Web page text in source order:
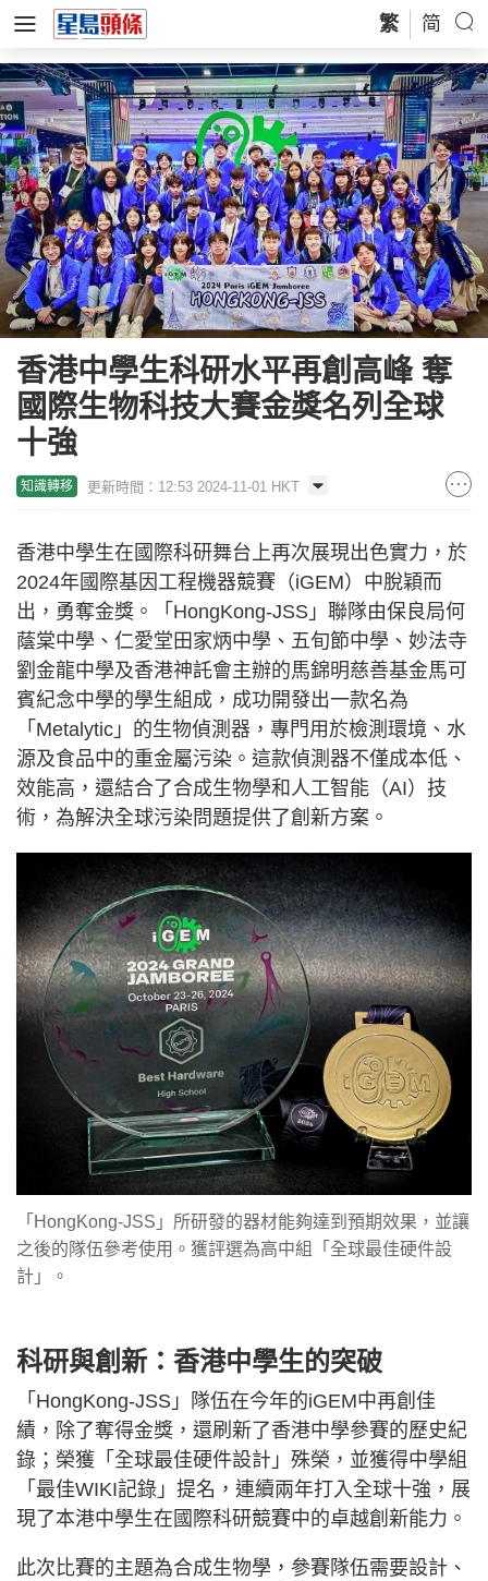
繁 简
香港中學生科研水平再創高峰 奪
國際生物科技大賽金獎名列全球
十強
知識轉移 更新時間：12:53 2024-11-01 HKT
香港中學生在國際科研舞台上再次展現出色實力，於
2024年國際基因工程機器競賽（iGEM）中脫穎而
出，勇奪金獎。「HongKong-JSS」聯隊由保良局何
蔭棠中學、仁愛堂田家炳中學、五旬節中學、妙法寺
劉金龍中學及香港神託會主辦的馬錦明慈善基金馬可
賓紀念中學的學生組成，成功開發出一款名為
「Metalytic」的生物偵測器，專門用於檢測環境、水
源及食品中的重金屬污染。這款偵測器不僅成本低、
效能高，還結合了合成生物學和人工智能（AI）技
術，為解決全球污染問題提供了創新方案。
「HongKong-JSS」所研發的器材能夠達到預期效果，並讓
之後的隊伍參考使用。獲評選為高中組「全球最佳硬件設
計」。
科研與創新：香港中學生的突破
「HongKong-JSS」隊伍在今年的iGEM中再創佳
績，除了奪得金獎，還刷新了香港中學參賽的歷史紀
錄；榮獲「全球最佳硬件設計」殊榮，並獲得中學組
「最佳WIKI記錄」提名，連續兩年打入全球十強，展
現了本港中學生在國際科研競賽中的卓越創新能力。
此次比賽的主題為合成生物學，參賽隊伍需要設計、